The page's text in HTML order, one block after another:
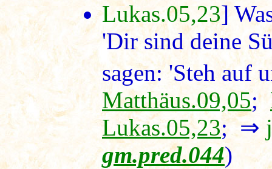
Lukas.05,23]
'Dir sind deine
sagen: 'Steh auf
Matthäus.09,05;
Lukas.05,23; ⇒
gm.pred.044)